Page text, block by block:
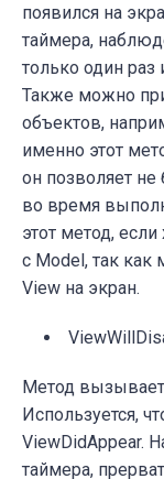
появился на
таймера,
только один
Также можно
объектов,
именно этот
он позволяет не
во время
этот метод,
с Model, так
View на экран.
Метод
Используется,
ViewDidAppear.
таймера,